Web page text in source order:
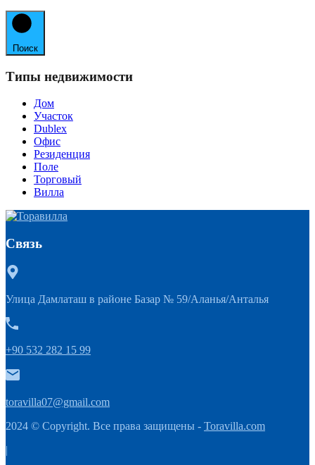
Поиск
Типы недвижимости
Дом
Участок
Dublex
Офис
Резиденция
Поле
Торговый
Вилла
Связь
Улица Дамлаташ в районе Базар № 59/Аланья/Анталья
+90 532 282 15 99
toravilla07@gmail.com
2024 © Copyright. Все права защищены - Toravilla.com
|